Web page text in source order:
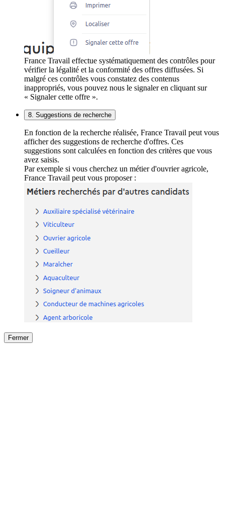
France Travail effectue systématiquement des contrôles pour
vérifier la légalité et la conformité des offres diffusées. Si
malgré ces contrôles vous constatez des contenus
inappropriés, vous pouvez nous le signaler en cliquant sur
« Signaler cette offre ».
8. Suggestions de recherche
En fonction de la recherche réalisée, France Travail peut vous
afficher des suggestions de recherche d'offres. Ces
suggestions sont calculées en fonction des critères que vous
avez saisis.
Par exemple si vous cherchez un métier d'ouvrier agricole,
France Travail peut vous proposer :
Fermer